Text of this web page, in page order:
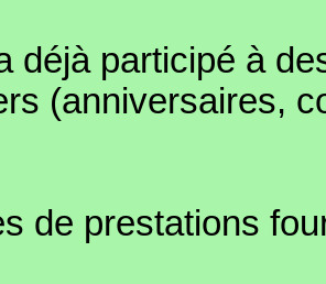
déjà participé à
(anniversaires,
de prestations